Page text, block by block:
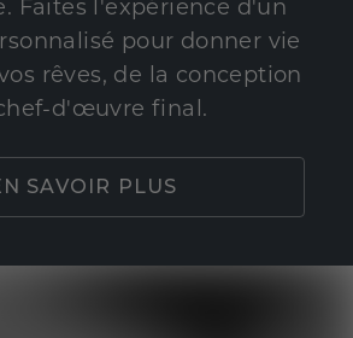
Faites l'expérience d'un
pour donner vie
rêves, de la conception
d'œuvre final.
SAVOIR PLUS